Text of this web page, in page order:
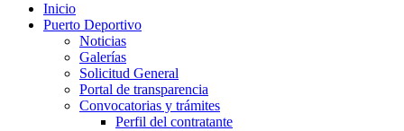
Inicio
Puerto Deportivo
Noticias
Galerías
Solicitud General
Portal de transparencia
Convocatorias y trámites
Perfil del contratante